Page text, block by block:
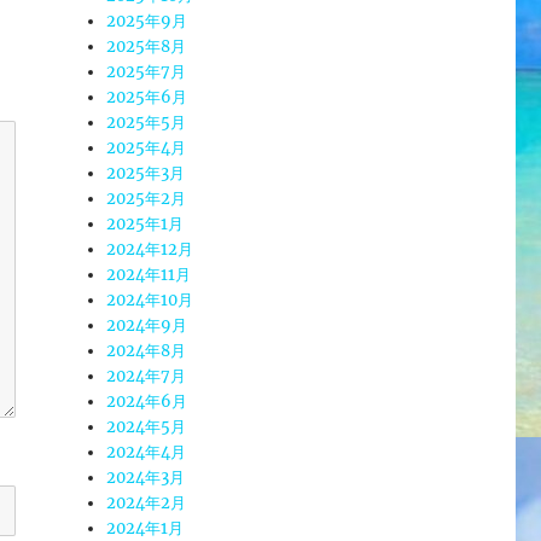
2025年9月
2025年8月
2025年7月
2025年6月
2025年5月
2025年4月
2025年3月
2025年2月
2025年1月
2024年12月
2024年11月
2024年10月
2024年9月
2024年8月
2024年7月
2024年6月
2024年5月
2024年4月
2024年3月
2024年2月
2024年1月